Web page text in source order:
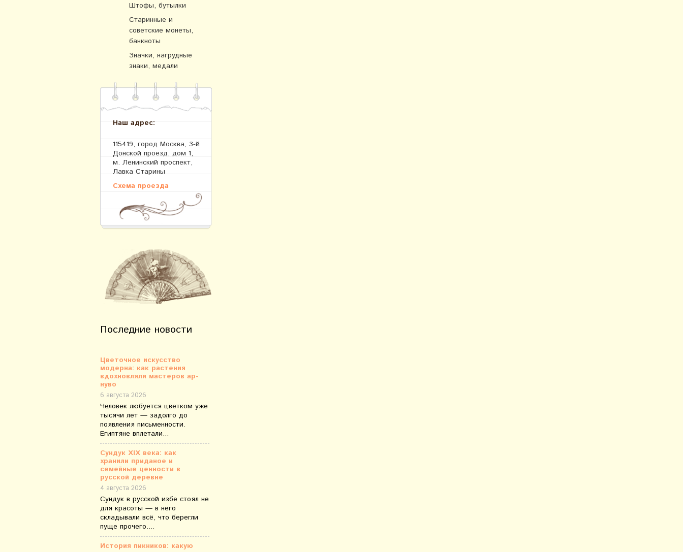
Штофы, бутылки
Старинные и
советские монеты,
банкноты
Значки, нагрудные
знаки, медали
Наш адрес:
115419, город Москва, 3-й
Донской проезд, дом 1,
м. Ленинский проспект,
Лавка Старины
Схема проезда
Последние новости
Цветочное искусство
модерна: как растения
вдохновляли мастеров ар-
нуво
6 августа 2026
Человек любуется цветком уже
тысячи лет — задолго до
появления письменности.
Египтяне вплетали...
Сундук XIX века: как
хранили приданое и
семейные ценности в
русской деревне
4 августа 2026
Сундук в русской избе стоял не
для красоты — в него
складывали всё, что берегли
пуще прочего....
История пикников: какую